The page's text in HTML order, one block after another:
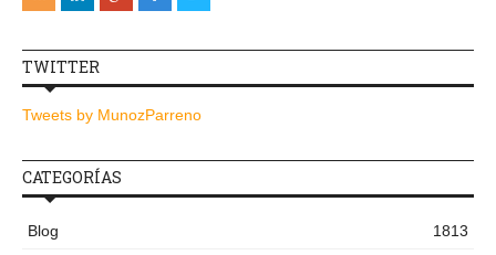
TWITTER
Tweets by MunozParreno
CATEGORÍAS
Blog
1813